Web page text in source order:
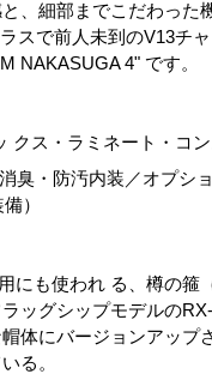
、細部までこだわっ
スで前人未到のV13チ
NAKASUGA 4" です。
ス・ラミネート・コン
・防汚内装／オプショ
）
も使われ る、樽の箍
ッグシップモデルの
体にバージョンアップ
る。